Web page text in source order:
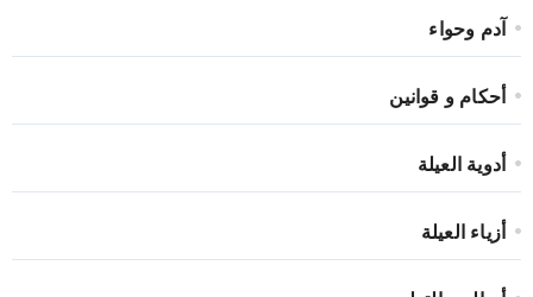
آدم وحواء
أحكام و قوانين
أدوية العيلة
أزياء العيلة